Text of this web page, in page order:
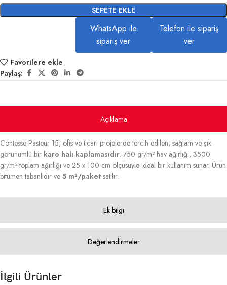
SEPETE EKLE
WhatsApp ile
sipariş ver
Telefon ile sipariş
ver
Favorilere ekle
Paylaş:
Açıklama
Ek bilgi
Değerlendirmeler
Contesse Pasteur 15, ofis ve ticari projelerde tercih edilen, sağlam ve şık
görünümlü bir karo halı kaplamasıdır. 750 gr/m² hav ağırlığı, 3500
gr/m² toplam ağırlığı ve 25 x 100 cm ölçüsüyle ideal bir kullanım sunar. Ürün
bitümen tabanlıdır ve 5 m²/paket satılır.
İlgili Ürünler